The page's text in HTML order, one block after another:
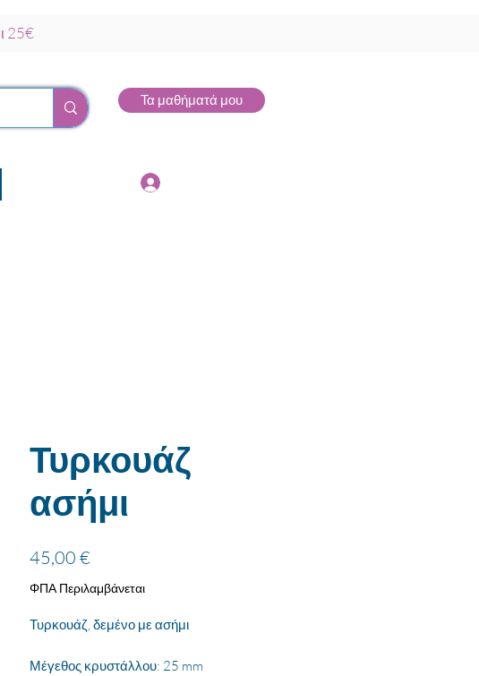
25€
Τα μαθήματά μου
Τυρκουάζ
ασήμι
45,00 €
ΦΠΑ Περιλαμβάνεται
Τυρκουάζ, δεμένο με ασήμι
Μέγεθος κρυστάλλου: 25 mm